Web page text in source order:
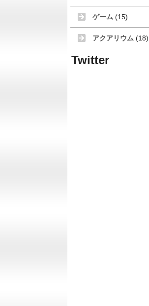
ゲーム (15)
アクアリウム (18)
Twitter